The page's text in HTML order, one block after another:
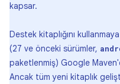
kapsar.
Destek kitaplığını
(27 ve önceki sürümler,
paketlenmiş) Google
Ancak tüm yeni kitaplık